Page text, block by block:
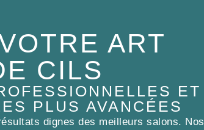
ART
CILS
ET
PLUS AVANCÉES
dignes des meilleurs salons. Nos